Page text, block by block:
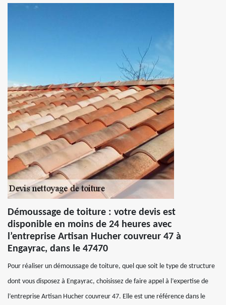
Démoussage de toiture : votre devis est
disponible en moins de 24 heures avec
l’entreprise Artisan Hucher couvreur 47 à
Engayrac, dans le 47470
Pour réaliser un démoussage de toiture, quel que soit le type de structure
dont vous disposez à Engayrac, choisissez de faire appel à l’expertise de
l’entreprise Artisan Hucher couvreur 47. Elle est une référence dans le